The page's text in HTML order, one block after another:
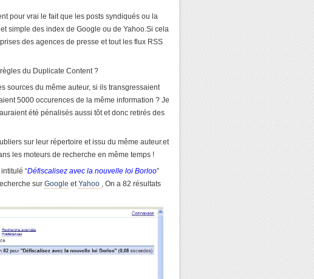
pour vrai le fait que les posts syndiqués ou la
simple des index de Google ou de Yahoo.Si cela
des agences de presse et tout les flux RSS
du Duplicate Content ?
sources du même auteur, si ils transgressaient
5000 occurences de la même information ? Je
été pénalisés aussi tôt et donc retirés des
sur leur répertoire et issu du même auteur.et
les moteurs de recherche en même temps !
“Défiscalisez avec la nouvelle loi Borloo”
sur Google etYahoo , On a 82 résultats